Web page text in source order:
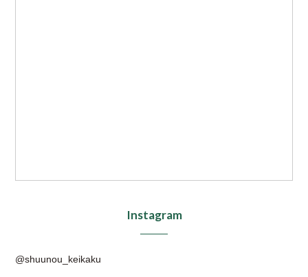
Instagram
@shuunou_keikaku